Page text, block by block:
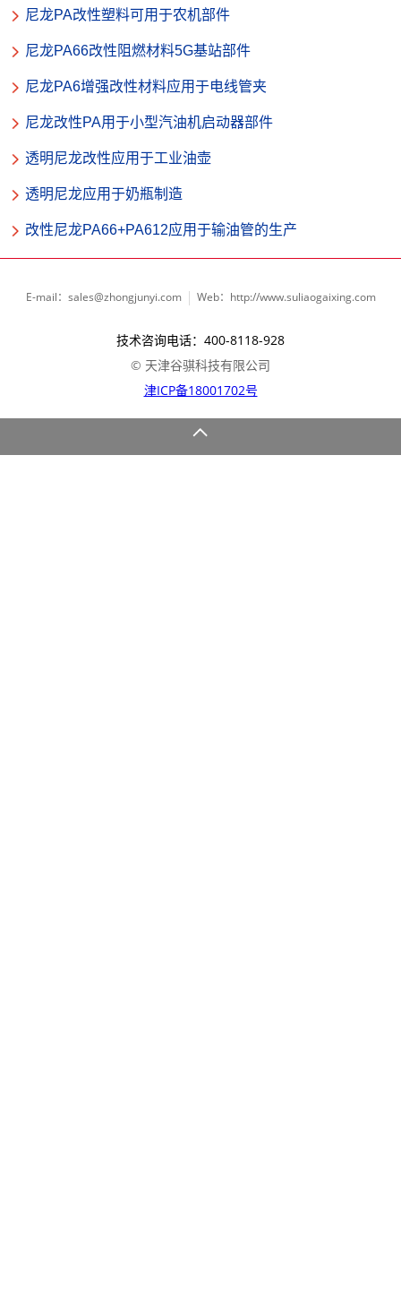
尼龙PA改性塑料可用于农机部件
尼龙PA66改性阻燃材料5G基站部件
尼龙PA6增强改性材料应用于电线管夹
尼龙改性PA用于小型汽油机启动器部件
透明尼龙改性应用于工业油壶
透明尼龙应用于奶瓶制造
改性尼龙PA66+PA612应用于输油管的生产
E-mail：sales@zhongjunyi.com Web：http://www.suliaogaixing.com
技术咨询电话：400-8118-928
© 天津谷骐科技有限公司
津ICP备18001702号